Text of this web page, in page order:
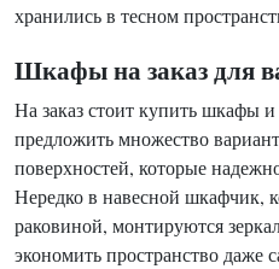
хранились в тесном
Шкафы на заказ для
На заказ стоит купить шкафы
предложить множество
поверхностей, которые
Нередко в навесной шкафчик,
раковиной, монтируются
экономить пространство даже